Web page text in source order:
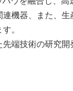
機器、また、生
。
端技術の研究開